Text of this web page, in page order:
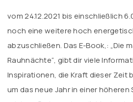
vom 24.12.2021 bis einschließlich
noch eine weitere hoch
abzuschließen. Das E-Book,: „Die
Rauhnächte“, gibt dir viele
Inspirationen, die Kraft dieser Zeit
um das neue Jahr in einer höheren